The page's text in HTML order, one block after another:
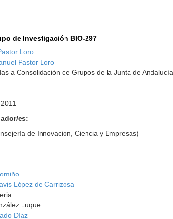
de Investigación BIO-297
Loro
Pastor Loro
a Consolidación de Grupos de la Junta de Andalucía
es:
de Innovación, Ciencia y Empresas)
López de Carrizosa
Luque
Díaz